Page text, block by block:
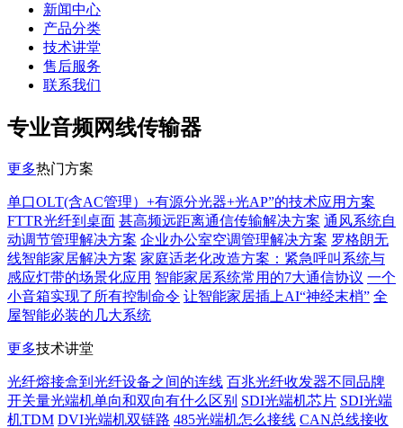
新闻中心
产品分类
技术讲堂
售后服务
联系我们
专业音频网线传输器
更多热门方案
单口OLT(含AC管理）+有源分光器+光AP”的技术应用方案
FTTR光纤到桌面 甚高频远距离通信传输解决方案 通风系统自
动调节管理解决方案 企业办公室空调管理解决方案 罗格朗无
线智能家居解决方案 家庭适老化改造方案：紧急呼叫系统与
感应灯带的场景化应用 智能家居系统常用的7大通信协议 一个
小音箱实现了所有控制命令 让智能家居插上AI“神经末梢” 全
屋智能必装的几大系统
更多技术讲堂
光纤熔接盒到光纤设备之间的连线 百兆光纤收发器不同品牌
开关量光端机单向和双向有什么区别 SDI光端机芯片 SDI光端
机TDM DVI光端机双链路 485光端机怎么接线 CAN总线接收